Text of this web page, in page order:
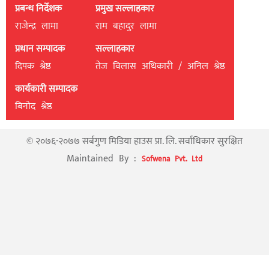
प्रबन्ध निर्देशक
राजेन्द्र लामा
प्रधान सम्पादक
दिपक श्रेष्ठ
कार्यकारी सम्पादक
बिनाेद श्रेष्ठ
प्रमुख सल्लाहकार
राम बहादुर लामा
सल्लाहकार
तेज विलास अधिकारी / अनिल श्रेष्ठ
© २०७६-२०७७ सर्बगुण मिडिया हाउस प्रा. लि. सर्वाधिकार सुरक्षित
Maintained By : Sofwena Pvt. Ltd